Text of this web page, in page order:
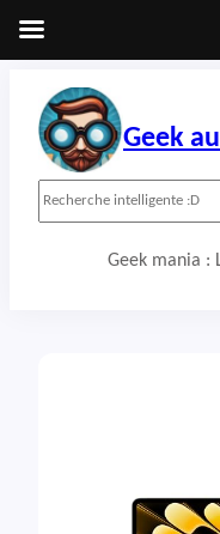
contenu
Geek
Geek mania :